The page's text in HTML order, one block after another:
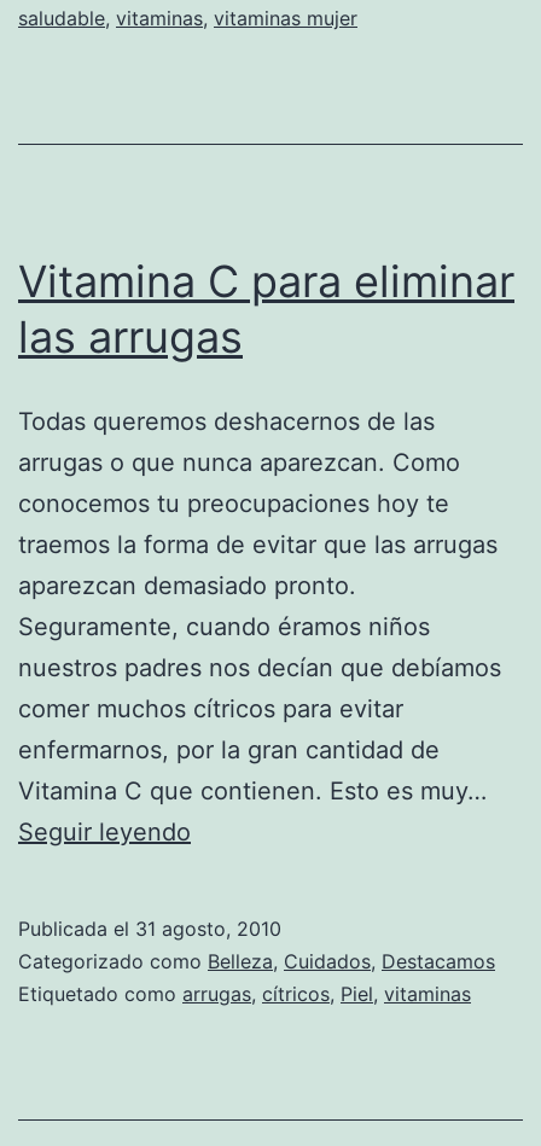
saludable, vitaminas, vitaminas mujer
Vitamina C para eliminar
las arrugas
Todas queremos deshacernos de las
arrugas o que nunca aparezcan. Como
conocemos tu preocupaciones hoy te
traemos la forma de evitar que las arrugas
aparezcan demasiado pronto.
Seguramente, cuando éramos niños
nuestros padres nos decían que debíamos
comer muchos cítricos para evitar
enfermarnos, por la gran cantidad de
Vitamina C que contienen. Esto es muy…
Seguir leyendo
eliminar
las
Publicada el 31 agosto, 2010
Categorizado como Belleza, Cuidados, Destacamos
Etiquetado como arrugas, cítricos, Piel, vitaminas